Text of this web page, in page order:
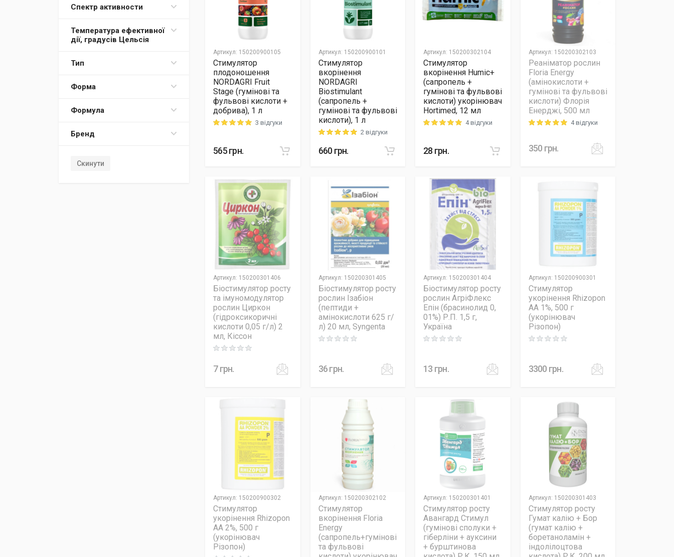
Спектр активности
Температура ефективної
дії, градусів Цельсія
Тип
Форма
Формула
Бренд
Скинути
Артикул: 150200900105
Стимулятор
плодоношення
NORDAGRI Fruit
Stage (гумінові та
фульвові кислоти +
добрива), 1 л
Rating: 5 out of 53 відгуки
565грн.
Артикул: 150200900101
Стимулятор
вкорінення
NORDAGRI
Biostimulant
(сапропель +
гумінові та фульвові
кислоти), 1 л
Rating: 5 out of 52 відгуки
660 грн.
Артикул: 150200302104
Стимулятор
вкорінення Humic+
(сапропель +
гумінові та фульвові
кислоти) укорінювач
Hortimed, 12 мл
Rating: 5 out of 54 відгуки
28 грн.
Артикул: 150200302103
Реаніматор рослин
Floria Energy
(амінокислоти +
гумінові та фульвові
кислоти) Флорія
Енерджі, 500 мл
Rating: 5 out of 54 відгуки
350 грн.
Артикул: 150200301406
Біостимулятор росту
та імуномодулятор
рослин Циркон
(гідроксикоричні
кислоти 0,05 г/л) 2
мл, Кіссон
Rating: 0 out of 5
7 грн.
Артикул: 150200301405
Біостимулятор росту
рослин Ізабіон
(пептиди +
амінокислоти 625 г/
л) 20 мл, Syngenta
Rating: 0 out of 5
36грн.
Артикул: 150200301404
Біостимулятор росту
рослин АгріФлекс
Епін (брасинолид 0,
01%) Р.П. 1,5 г,
Україна
Rating: 0 out of 5
13 грн.
Артикул: 150200900301
Стимулятор
укорінення Rhizopon
AA 1%, 500 г
(укорінювач
Різопон)
Rating: 0 out of 5
3300 грн.
Артикул: 150200900302
Стимулятор
укорінення Rhizopon
AA 2%, 500 г
(укорінювач
Різопон)
Артикул: 150200302102
Стимулятор
вкорінення Floria
Energy
(сапропель+гумінові
та фульвові
Артикул: 150200301401
Стимулятор росту
Авангард Стимул
(гумінові сполуки +
гіберліни + ауксини
+ бурштинова
Артикул: 150200301403
Стимулятор росту
Гумат калію + Бор
(гумат калію +
боретаноламін +
індолілоцтова